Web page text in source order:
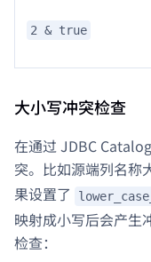
2 & true
大小写冲突检查
在通过 JDBC
突。比如源端列名称
果设置了
映射成小写后会产生
检查：
Doris Summit 26